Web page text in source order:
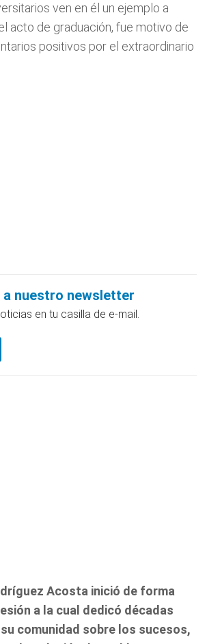
ven en él un ejemplo a
acto de graduación, fue motivo de
positivos por el extraordinario
nuestro newsletter
en tu casilla de e-mail.
Acosta inició de forma
a la cual dedicó décadas
comunidad sobre los sucesos,